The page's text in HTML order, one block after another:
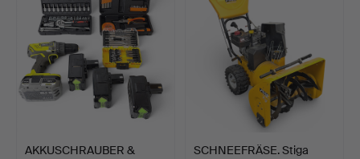
AKKUSCHRAUBER &
SCHNEEFRÄSE. Stiga